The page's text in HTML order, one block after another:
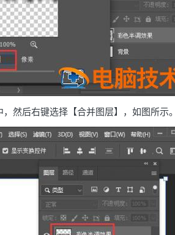
然后右键选择【合并图层】，如图所示。